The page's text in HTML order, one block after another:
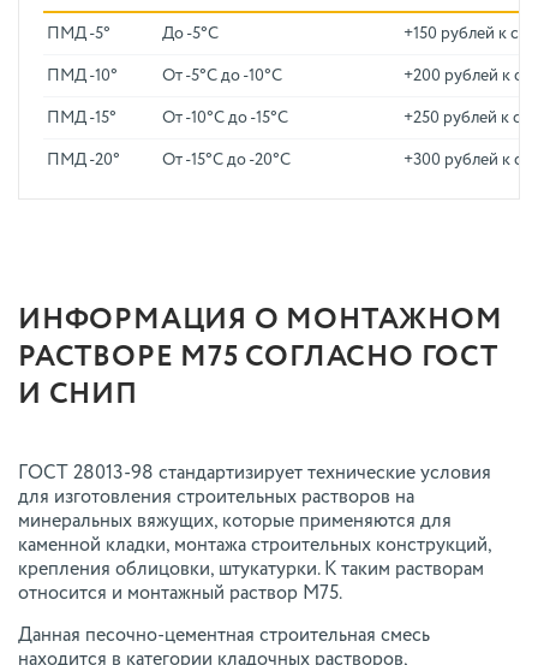
ПМД -5° До -5°C +150 рублей к
ПМД -10° От -5°C до -10°C +200 рублей к
ПМД -15° От -10°C до -15°C +250 рублей к
ПМД -20° От -15°C до -20°C +300 рублей к
ИНФОРМАЦИЯ О МОНТАЖНОМ
РАСТВОРЕ М75 СОГЛАСНО ГОСТ
И СНИП
ГОСТ 28013-98 стандартизирует технические условия
для изготовления строительных растворов на
минеральных вяжущих, которые применяются для
каменной кладки, монтажа строительных конструкций,
крепления облицовки, штукатурки. К таким растворам
относится и монтажный раствор М75.
Данная песочно-цементная строительная смесь
находится в категории кладочных растворов,